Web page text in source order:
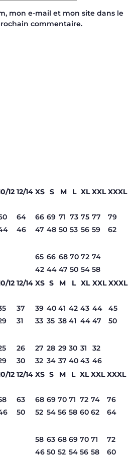
mon e-mail et mon site dans le
commentaire.
12 12/14 XS S M L XL XXL XXXL
64 66 69 71 73 75 77
79
46 47 48 50 53 56 59
62
65 66 68 70 72 74
42 44 47 50 54 58
12 12/14 XS S M L XL XXL XXXL
37 39 40 41 42 43 44
45
31 33 35 38 41 44 47
50
26 27 28 29 30 31
32
30 32 34 37 40 43 46
12 12/14 XS S M L XL XXL XXXL
63 68 69 70 71 72 74
76
50 52 54 56 58 60 62
64
58 63 68 69 70 71
72
46 50 52 54 56 58
60